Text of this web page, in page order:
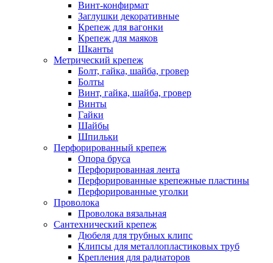
Винт-конфирмат
Заглушки декоративные
Крепеж для вагонки
Крепеж для маяков
Шканты
Метрический крепеж
Болт, гайка, шайба, гровер
Болты
Винт, гайка, шайба, гровер
Винты
Гайки
Шайбы
Шпильки
Перфорированный крепеж
Опора бруса
Перфорированная лента
Перфорированные крепежные пластины
Перфорированные уголки
Проволока
Проволока вязальная
Сантехнический крепеж
Дюбеля для трубных клипс
Клипсы для металлопластиковых труб
Крепления для радиаторов